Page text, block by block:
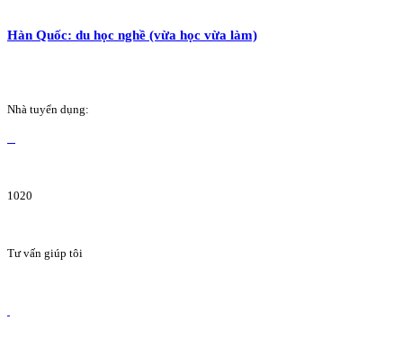
Hàn Quốc: du học nghề (vừa học vừa làm)
Nhà tuyển dụng:
1020
Tư vấn giúp tôi